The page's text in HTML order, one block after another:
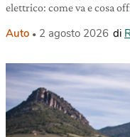
elettrico: come va e cosa
Auto 2 agosto 2026 di